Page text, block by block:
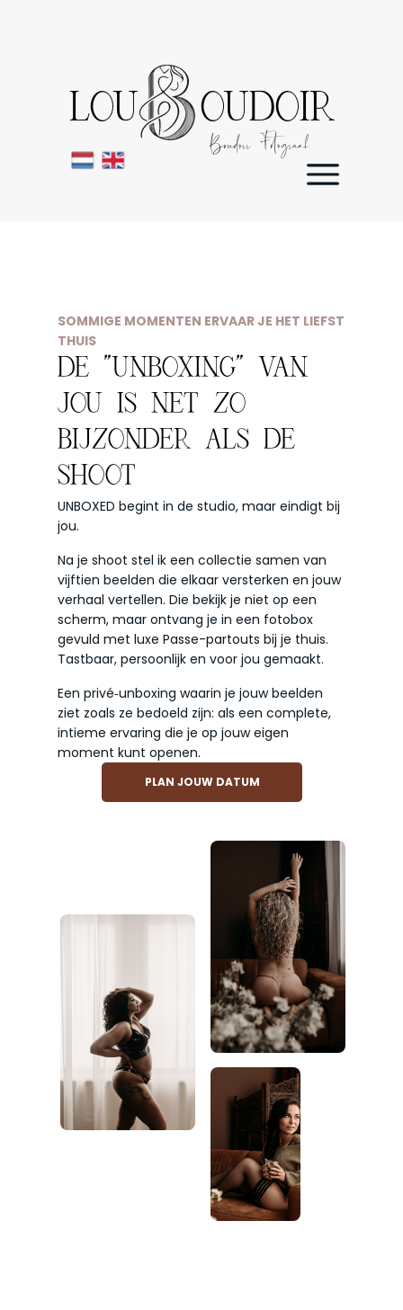
LOU OUDOIR
Boudoir Fotograaf
SOMMIGE MOMENTEN ERVAAR JE HET LIEFST
THUIS
DE "UNBOXING" VAN
JOU IS NET ZO
BIJZONDER ALS DE
SHOOT
UNBOXED begint in de studio, maar eindigt bij
jou.
Na je shoot stel ik een collectie samen van
vijftien beelden die elkaar versterken en jouw
verhaal vertellen. Die bekijk je niet op een
scherm, maar ontvang je in een fotobox
gevuld met luxe Passe-partouts bij je thuis.
Tastbaar, persoonlijk en voor jou gemaakt.
Een privé‑unboxing waarin je jouw beelden
ziet zoals ze bedoeld zijn: als een complete,
intieme ervaring die je op jouw eigen
moment kunt openen.
PLAN JOUW DATUM